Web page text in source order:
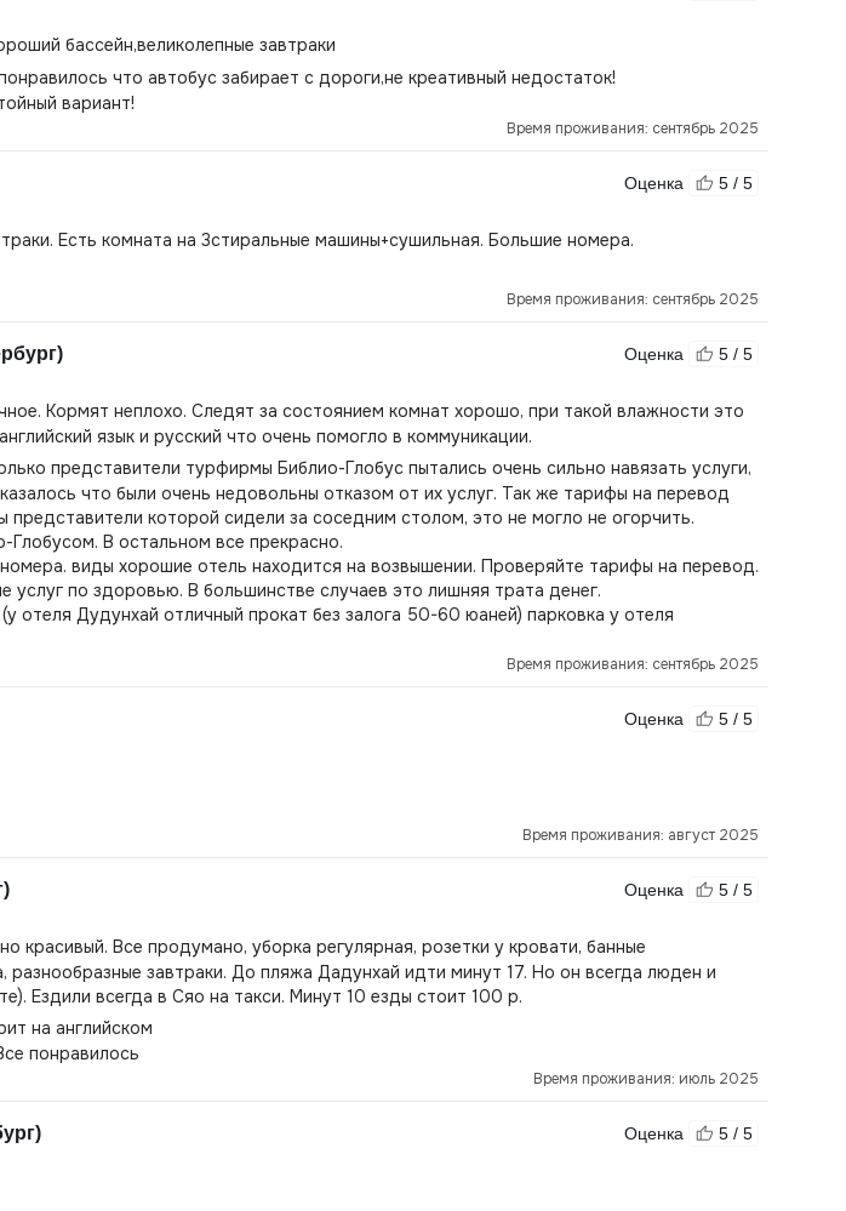
бассейн,великолепные завтраки
что автобус забирает с дороги,не креативный недостаток!
вариант!
Время проживания: сентябрь 2025
Оценка 5 / 5
Есть комната на 3стиральные машины+сушильная. Большие номера.
Время проживания: сентябрь 2025
Оценка 5 / 5
Кормят неплохо. Следят за состоянием комнат хорошо, при такой влажности это
язык и русский что очень помогло в коммуникации.
представители турфирмы Библио-Глобус пытались очень сильно навязать услуги,
что были очень недовольны отказом от их услуг. Так же тарифы на перевод
которой сидели за соседним столом, это не могло не огорчить.
В остальном все прекрасно.
виды хорошие отель находится на возвышении. Проверяйте тарифы на перевод.
услуг по здоровью. В большинстве случаев это лишняя трата денег.
отеля Дудунхай отличный прокат без залога 50-60 юаней) парковка у отеля
Время проживания: сентябрь 2025
Оценка 5 / 5
Время проживания: август 2025
Оценка 5 / 5
красивый. Все продумано, уборка регулярная, розетки у кровати, банные
завтраки. До пляжа Дадунхай идти минут 17. Но он всегда люден и
Ездили всегда в Сяо на такси. Минут 10 езды стоит 100 р.
на английском
понравилось
Время проживания: июль 2025
Оценка 5 / 5